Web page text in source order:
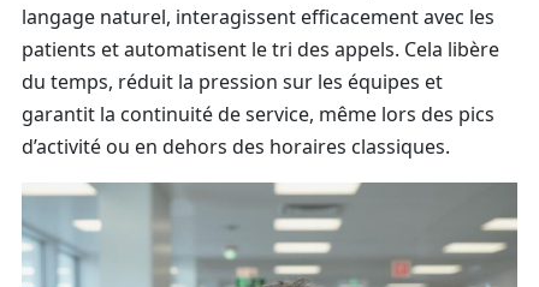
langage naturel, interagissent efficacement avec les
patients et automatisent le tri des appels. Cela libère
du temps, réduit la pression sur les équipes et
garantit la continuité de service, même lors des pics
d’activité ou en dehors des horaires classiques.